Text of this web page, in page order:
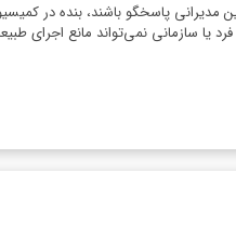
یا سازمانی نمی‌تواند مانع اجرای